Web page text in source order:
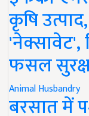
कृषि
'नेक्सावेट',
फसल
Animal Husbandry
बरसात में